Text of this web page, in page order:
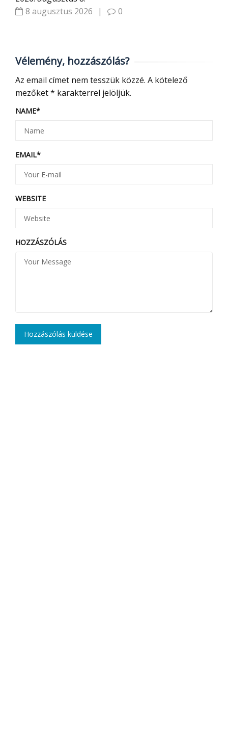
8 augusztus 2026
| 0
Vélemény, hozzászólás?
Az email címet nem tesszük közzé. A kötelező
mezőket* karakterrel jelöljük.
NAME*
EMAIL*
WEBSITE
HOZZÁSZÓLÁS